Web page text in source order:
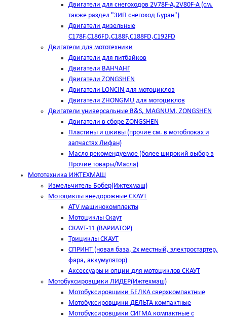
Двигатели для снегоходов 2V78F-A,2V80F-A (см.
также раздел "ЗИП снегоход Буран")
Двигатели дизельные
C178F,С186FD,C188F,C188FD,C192FD
Двигатели для мототехники
Двигатели для питбайков
Двигатели ВАНЧАНГ
Двигатели ZONGSHEN
Двигатели LONCIN для мотоциклов
Двигатели ZHONGMU для мотоциклов
Двигатели универсальные B&S, MAGNUM, ZONGSHEN
Двигатели в сборе ZONGSHEN
Пластины и шкивы (прочие см. в мотоблоках и
запчастях Лифан)
Масло рекомендуемое (более широкий выбор в
Прочие товары/Масла)
Мототехника ИЖТЕХМАШ
Измельчитель Бобер(Ижтехмаш)
Мотоциклы внедорожные СКАУТ
ATV машинокомплекты
Мотоциклы Скаут
СКАУТ-11 (ВАРИАТОР)
Трициклы СКАУТ
СПРИНТ (новая база, 2х местный, электростартер,
фара, аккумулятор)
Аксессуары и опции для мотоциклов СКАУТ
Мотобуксировщики ЛИДЕР(Ижтехмаш)
Мотобуксировщики БЕЛКА сверхкомпактные
Мотобуксировщики ДЕЛЬТА компактные
Мотобуксировщики СИГМА компактные с